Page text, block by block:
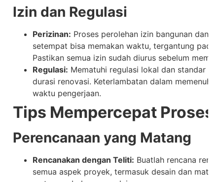
Izin dan Regulasi
Perizinan: Proses perolehan izin bangunan dan
setempat bisa memakan waktu, tergantung pada
Pastikan semua izin sudah diurus sebelum
Regulasi: Mematuhi regulasi lokal dan standar
durasi renovasi. Keterlambatan dalam memenuhi
waktu pengerjaan.
Tips Mempercepat Proses
Perencanaan yang Matang
Rencanakan dengan Teliti: Buatlah rencana
semua aspek proyek, termasuk desain dan